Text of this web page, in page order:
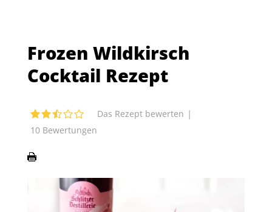
Frozen Wildkirsch
Cocktail Rezept
Das Rezept bewerten |
10Bewertungen